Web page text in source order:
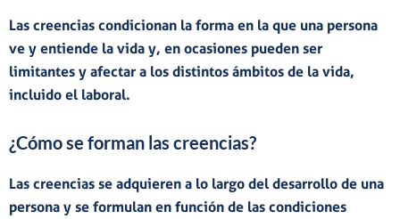
Las creencias condicionan la forma en la que una persona
ve y entiende la vida y, en ocasiones pueden ser
limitantes y afectar a los distintos ámbitos de la vida,
incluido el laboral.
¿Cómo se forman las creencias?
Las creencias se adquieren a lo largo del desarrollo de una
persona y se formulan en función de las condiciones